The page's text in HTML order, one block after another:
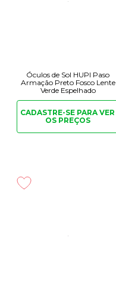
Óculos de Sol HUPI Paso
Armação Preto Fosco Lente
Verde Espelhado
CADASTRE-SE PARA VER
OS PREÇOS